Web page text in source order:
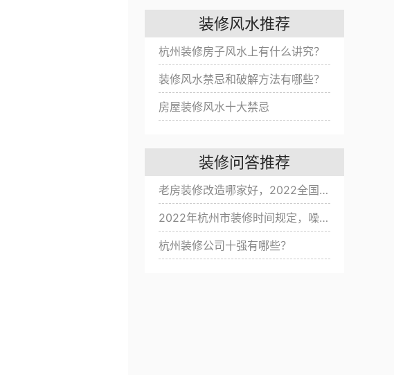
装修风水推荐
杭州装修房子风水上有什么讲究？
装修风水禁忌和破解方法有哪些？
房屋装修风水十大禁忌
装修问答推荐
老房装修改造哪家好，2022全国旧房翻新公司十大排名
2022年杭州市装修时间规定，噪音扰民改怎么办？
杭州装修公司十强有哪些？